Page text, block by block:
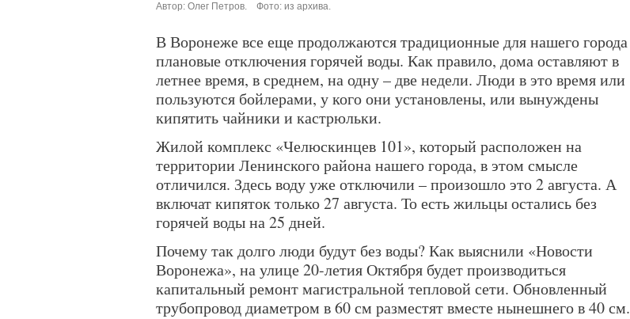
Автор: Олег Петров. Фото: из архива.
В Воронеже все еще продолжаются традиционные для нашего города
плановые отключения горячей воды. Как правило, дома оставляют в
летнее время, в среднем, на одну – две недели. Люди в это время или
пользуются бойлерами, у кого они установлены, или вынуждены
кипятить чайники и кастрюльки.
Жилой комплекс «Челюскинцев 101», который расположен на
территории Ленинского района нашего города, в этом смысле
отличился. Здесь воду уже отключили – произошло это 2 августа. А
включат кипяток только 27 августа. То есть жильцы остались без
горячей воды на 25 дней.
Почему так долго люди будут без воды? Как выяснили «Новости
Воронежа», на улице 20-летия Октября будет производиться
капитальный ремонт магистральной тепловой сети. Обновленный
трубопровод диаметром в 60 см разместят вместе нынешнего в 40 см.